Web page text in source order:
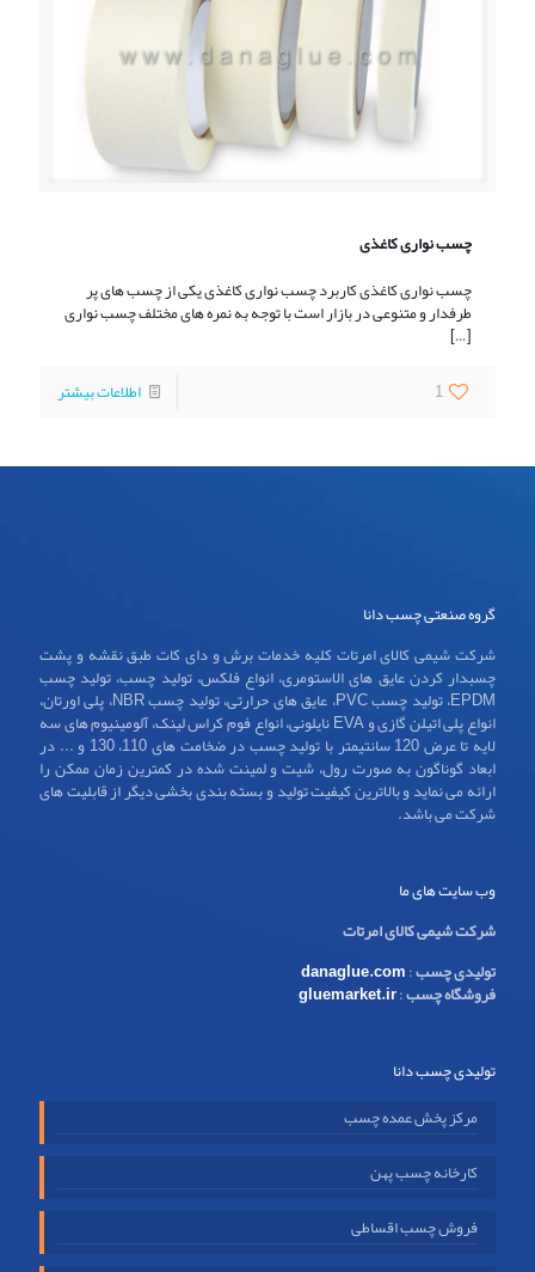
چسب نواری کاغذی
چسب نواری کاغذی کاربرد چسب نواری کاغذی یکی از چسب های پر
طرفدار و متنوعی در بازار است با توجه به نمره های مختلف چسب نواری
[…]
1
اطلاعات بیشتر
گروه صنعتی چسب دانا
شرکت شیمی کالای امرتات کلیه خدمات برش و دای کات طبق نقشه و پشت
چسبدار کردن عایق های الاستومری، انواع فلکس، تولید چسب، تولید چسب
EPDM، تولید چسب PVC، عایق های حرارتی، تولید چسب NBR، پلی اورتان،
انواع پلی اتیلن گازی و EVA نایلونی، انواع فوم کراس لینک، آلومینیوم های سه
لایه تا عرض 120 سانتیمتر با تولید چسب در ضخامت های 110، 130 و ... در
ابعاد گوناگون به صورت رول، شیت و لمینت شده در کمترین زمان ممکن را
ارائه می نماید و بالاترین کیفیت تولید و بسته بندی بخشی دیگر از قابلیت های
شرکت می باشد.
وب سایت های ما
شرکت شیمی کالای امرتات
تولیدی چسب:
danaglue.com
فروشگاه چسب:
gluemarket.ir
تولیدی چسب دانا
مرکز پخش عمده چسب
کارخانه چسب پهن
فروش چسب اقساطی